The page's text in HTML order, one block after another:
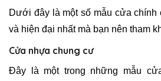
Dưới đây là một số mẫu cửa chính
và hiện đại nhất mà bạn nên tham
Cửa nhựa chung cư
Đây là một trong những mẫu